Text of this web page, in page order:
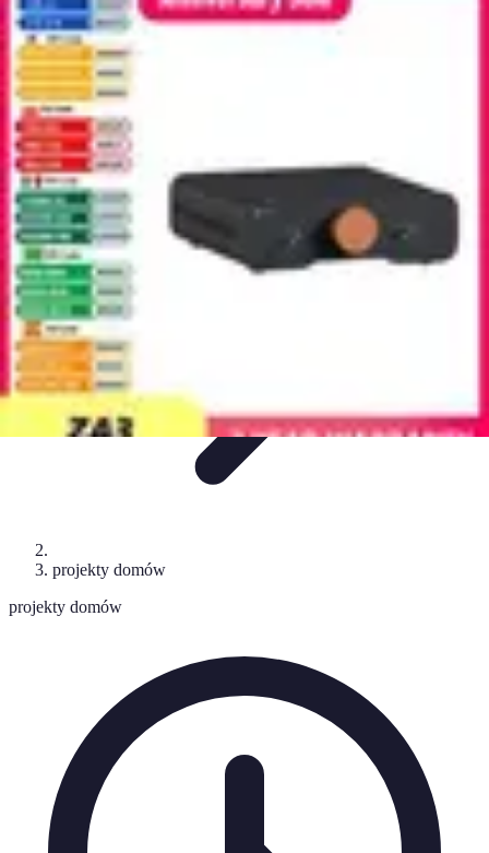
Projekty na Dom
Projektowanie wnętrz
dotyczące projektów
Projekty na Dom
projekty domów
projekty domów